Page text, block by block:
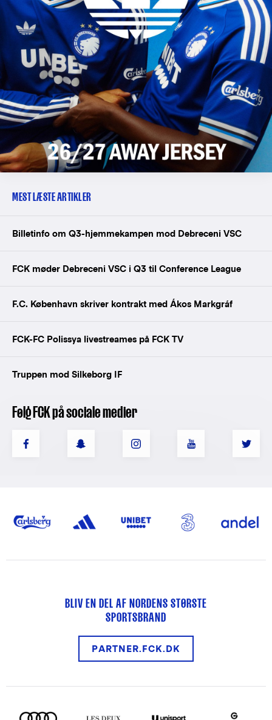
MEST LÆSTE ARTIKLER
Billetinfo om Q3-hjemmekampen mod Debreceni VSC
FCK møder Debreceni VSC i Q3 til Conference League
F.C. København skriver kontrakt med Ákos Markgráf
FCK-FC Polissya livestreames på FCK TV
Truppen mod Silkeborg IF
Følg FCK på sociale medier
BLIV EN DEL AF NORDENS STØRSTE
SPORTSBRAND
PARTNER.FCK.DK